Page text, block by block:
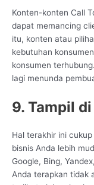
Konten-konten Call
dapat memancing
itu, konten atau
kebutuhan
konsumen
lagi menunda
9. Tampil
Hal terakhir ini
bisnis Anda lebih
Google, Bing,
Anda terapkan tidak